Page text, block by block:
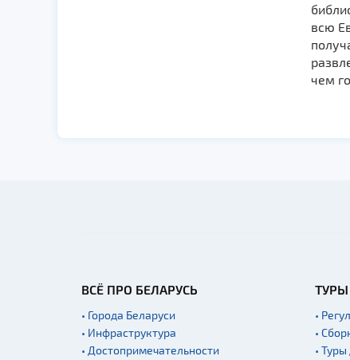
всю
чем
ВСЁ ПРО БЕЛАРУСЬ
• Города Беларуси
• Инфраструктура
• Достопримечательности
ТУРЫ
•
•
•